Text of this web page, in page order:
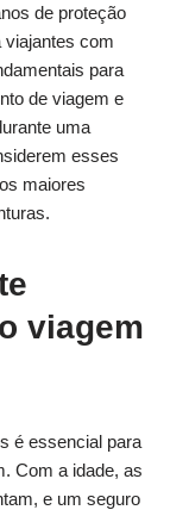
de proteção
viajantes com
para
de viagem e
uma
esses
maiores
viagem
é essencial para
Com a idade, as
e um seguro